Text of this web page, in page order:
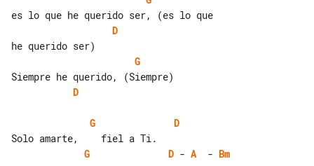
D
G
D
G
D
G
D - A
  -
Bm